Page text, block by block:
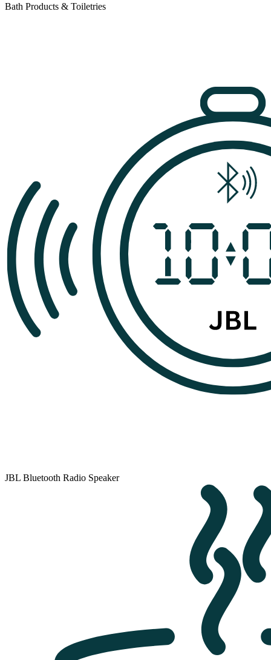
Bath Products & Toiletries
JBL Bluetooth Radio Speaker